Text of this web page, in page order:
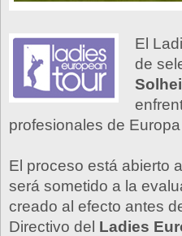
El
de
profesionales de
El proceso está abierto
será sometido a la
creado al efecto antes
Directivo del Ladies